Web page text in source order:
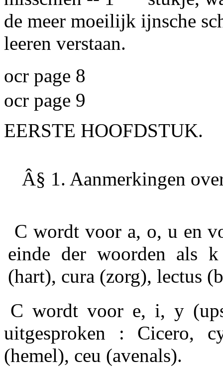
de meer moeilijk ijnsche
leeren verstaan.
ocr page 8
ocr page 9
EERSTE HOOFDSTUK.
Â§ 1. Aanmerkingen
C wordt voor a, o, u en
einde der woorden als
(hart), cura (zorg), lectus
C wordt voor e, i, y
uitgesproken : Cicero,
(hemel), ceu (avenals).